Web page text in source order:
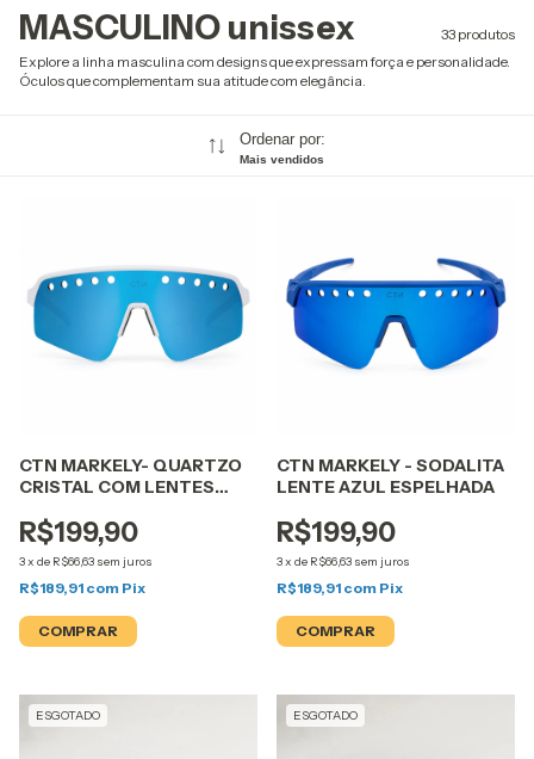
MASCULINO unissex
33 produtos
Explore a linha masculina com designs que expressam força e personalidade.
Óculos que complementam sua atitude com elegância.
Ordenar por:
Mais vendidos
CTN MARKELY- QUARTZO
CRISTAL COM LENTES
R$199,90
3x de R$66,63 sem juros
R$189,91 com Pix
CTN MARKELY - SODALITA
LENTE AZUL ESPELHADA
R$199,90
3x de R$66,63 sem juros
R$189,91 com Pix
ESGOTADO ESGOTADO